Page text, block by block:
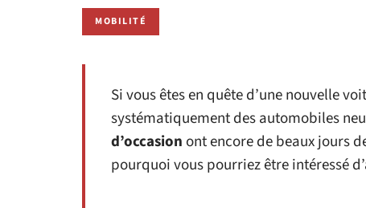
MOBILITÉ
Si vous êtes en quête d’une nouvelle
systématiquement des automobiles
d’occasion ont encore de beaux jours
pourquoi vous pourriez être intéressé